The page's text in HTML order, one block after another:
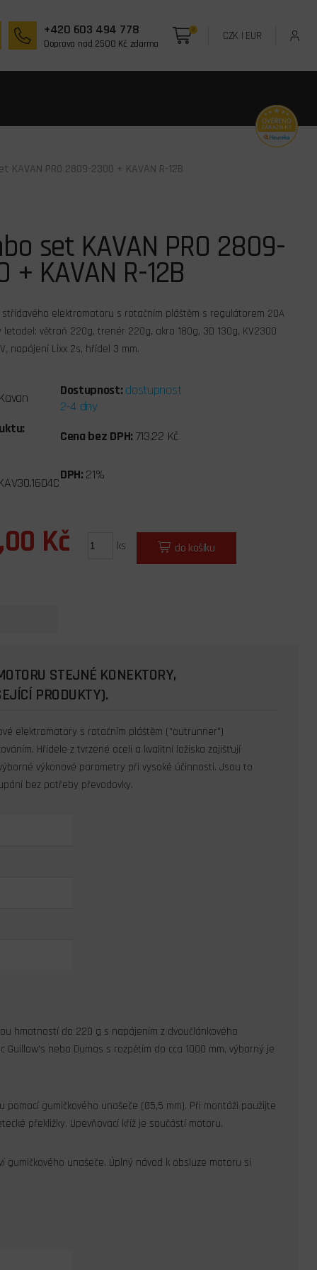
+420 603 494 778
Doprava nad 2500 Kč zdarma
0 CZK | EUR
KAVAN PRO 2809-2300 + KAVAN R-12B
set KAVAN PRO 2809-
+ KAVAN R-12B
elektromotoru s rotačním pláštěm s regulátorem 20A
větroň 220g, trenér 220g, akro 180g, 3D 130g, KV2300
napájení Lixx 2s, hřídel 3 mm.
Dostupnost: dostupnost
2-4 dny
Cena bez DPH: 713,22 Kč
DPH: 21%
Kč ks do košíku
STEJNÉ KONEKTORY,
PRODUKTY).
elektromotory s rotačním pláštěm ("outrunner")
Hřídele z tvrzené oceli a kvalitní ložiska zajišťují
výkonové parametry při vysoké účinnosti. Jsou to
bez potřeby převodovky.
hmotností do 220 g s napájením z dvoučlánkového
nebo Dumas s rozpětím do cca 1000 mm, výborný je
gumičkového unašeče (Ø5,5 mm). Při montáži použijte
překližky. Upevňovací kříž je součástí motoru.
unašeče. Úplný návod k obsluze motoru si